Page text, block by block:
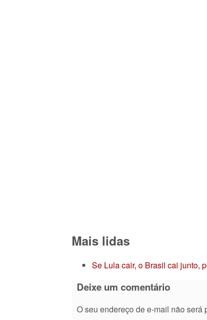
Mais lidas
Se Lula cair, o Brasil cai junto,
Deixe um comentário
O seu endereço de e-mail não será